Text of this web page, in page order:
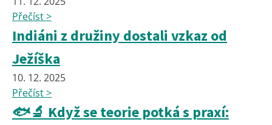
Přečíst >
Indiáni z družiny dostali vzkaz od
Ježíška
10. 12. 2025
Přečíst >
🐟🔬 Když se teorie potká s praxí: